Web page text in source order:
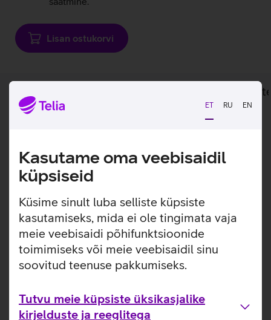
ET RU EN
Kasutame oma veebisaidil
küpsiseid
Küsime sinult luba selliste küpsiste
kasutamiseks, mida ei ole tingimata vaja
meie veebisaidi põhifunktsioonide
toimimiseks või meie veebisaidil sinu
soovitud teenuse pakkumiseks.
Tutvu meie küpsiste üksikasjalike
kirjelduste ja reeglitega
Lisan ostukorvi
Dell Pro 16 Plus on Delli äriseeria esindaja, mis omab
alumiiniumist detailidega korpust ning suurt ja selget
ekraani. Jõudluse tagavad Intel Core Ultra 7 265U
protsessor, 32 GB põhimälu ning sisseehitatud AI.
Sülearvuti töötab Microsoft Windows 11 Pro
operatsioonisüsteemil, mis on ärikasutuseks sobivaim.
Intel Core Ultra 7-265U protsessor.
32 GB DDR5 SDRAM põhimälu.
Eesti paigutusega taustavalgustusega klaviatuur.
3 aasta pikkune garantiiaeg.